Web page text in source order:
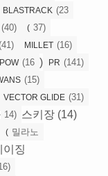
BLASTRACK (23
(40) ( 37)
MILLET (16)
POW(16 ) PR (141)
(15)
VECTOR GLIDE (31)
14) 스키장 (14)
( 밀라노
이징